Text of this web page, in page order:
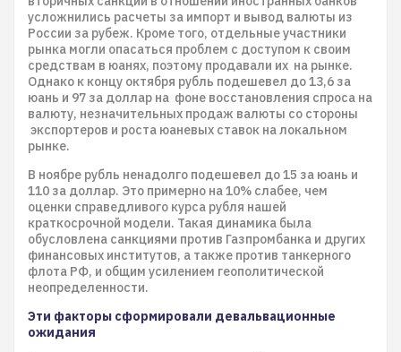
усложнились расчеты за импорт и вывод валюты из
России за рубеж. Кроме того, отдельные участники
рынка могли опасаться проблем с доступом к своим
средствам в юанях, поэтому продавали их на рынке.
Однако к концу октября рубль подешевел до 13,6 за
юань и 97 за доллар на фоне восстановления спроса на
валюту, незначительных продаж валюты со стороны
экспортеров и роста юаневых ставок на локальном
рынке.
В ноябре рубль ненадолго подешевел до 15 за юань и
110 за доллар. Это примерно на 10% слабее, чем
оценки справедливого курса рубля нашей
краткосрочной модели. Такая динамика была
обусловлена санкциями против Газпромбанка и других
финансовых институтов, а также против танкерного
флота РФ, и общим усилением геополитической
неопределенности.
Эти факторы сформировали девальвационные
ожидания